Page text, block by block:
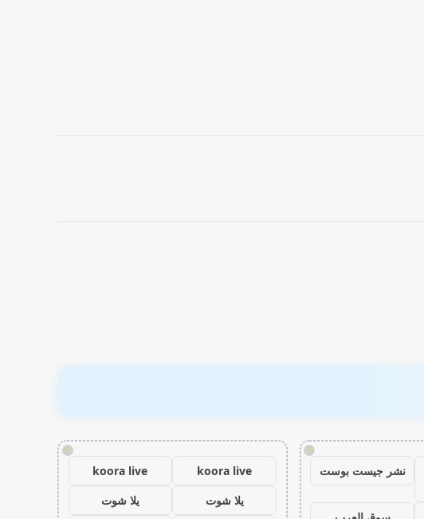
!
نشر جيست بوست
!
koora live
koora live
يلا شوت
يلا شوت